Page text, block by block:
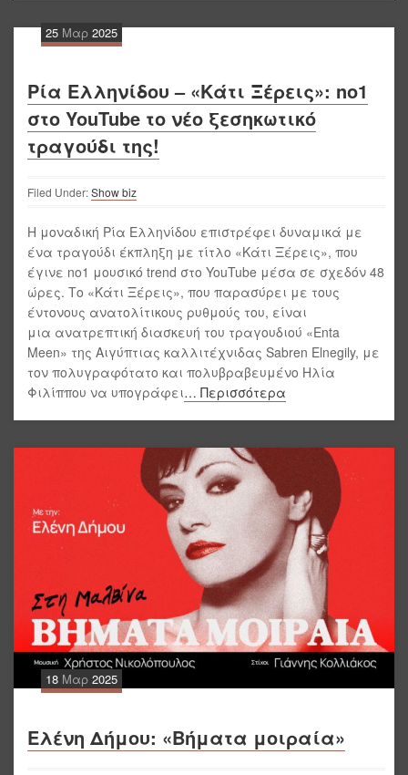
25 Μαρ 2025
Ρία Ελληνίδου – «Κάτι Ξέρεις»: no1
στο YouTube το νέο ξεσηκωτικό
τραγούδι της!
Filed Under:Show biz
Η μοναδική Ρία Ελληνίδου επιστρέφει δυναμικά με
ένα τραγούδι έκπληξη με τίτλο «Κάτι Ξέρεις», που
έγινε no1 μουσικό trend στο YouTube μέσα σε σχεδόν 48
ώρες. Το «Κάτι Ξέρεις», που παρασύρει με τους
έντονους ανατολίτικους ρυθμούς του, είναι
μια ανατρεπτική διασκευή του τραγουδιού «Enta
Meen» της Αιγύπτιας καλλιτέχνιδας Sabren Elnegily, με
τον πολυγραφότατο και πολυβραβευμένο Ηλία
Φιλίππου να υπογράφει… Περισσότερα
18 Μαρ 2025
Ελένη Δήμου: «Βήματα μοιραία»